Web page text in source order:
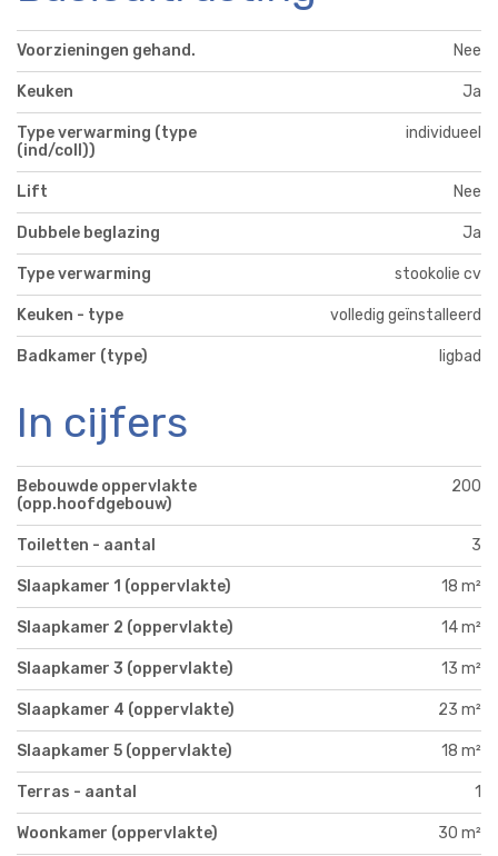
Voorzieningen gehand. Nee
Keuken Ja
Type verwarming (type
(ind/coll))
individueel
Lift Nee
Dubbele beglazing Ja
Type verwarming stookolie cv
Keuken - type volledig geïnstalleerd
Badkamer (type) ligbad
In cijfers
Bebouwde oppervlakte
(opp.hoofdgebouw)
200
Toiletten - aantal 3
Slaapkamer 1 (oppervlakte) 18 m²
Slaapkamer 2 (oppervlakte) 14 m²
Slaapkamer 3 (oppervlakte) 13 m²
Slaapkamer 4 (oppervlakte) 23 m²
Slaapkamer 5 (oppervlakte) 18 m²
Terras - aantal 1
Woonkamer (oppervlakte) 30 m²